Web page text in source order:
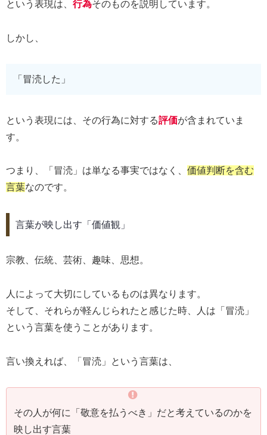
という表現は、 行為そのものを説明しています。
しかし、
「冒涜した」
という表現には、その行為に対する評価が含まれていま
す。
つまり、「冒涜」は単なる事実ではなく、 価値判断を含む
言葉なのです。
言葉が映し出す「価値観」
宗教、伝統、芸術、趣味、思想。
人によって大切にしているものは異なります。
そして、それらが軽んじられたと感じた時、人は「冒涜」
という言葉を使うことがあります。
言い換えれば、「冒涜」という言葉は、
その人が何に「敬意を払うべき」だと考えているのかを
映し出す言葉